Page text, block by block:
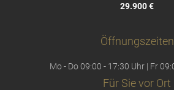
29.900 €
Öffnungszeiten
Mo - Do 09:00 - 17:30 Uhr | Fr
Für Sie vor Ort